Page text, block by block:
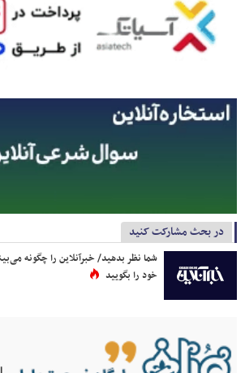
در بحث مشارکت کنید
شما نظر بدهید/ خبرآنلاین را چگونه
خود را بگویید